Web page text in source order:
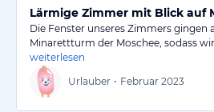
Lärmige Zimmer mit Blick auf
Die Fenster unseres Zimmers gingen
Minarettturm der Moschee, sodass wir
weiterlesen
Urlauber • Februar 2023